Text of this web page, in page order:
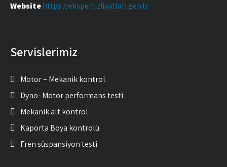
Websitehttps://ekspertizfiyatlari.gen.tr
Servislerimiz
Motor – Mekanik kontrol
Dyno- Motor performans testi
Mekanik alt kontrol
Kaporta Boya kontrolü
Fren süspansiyon testi